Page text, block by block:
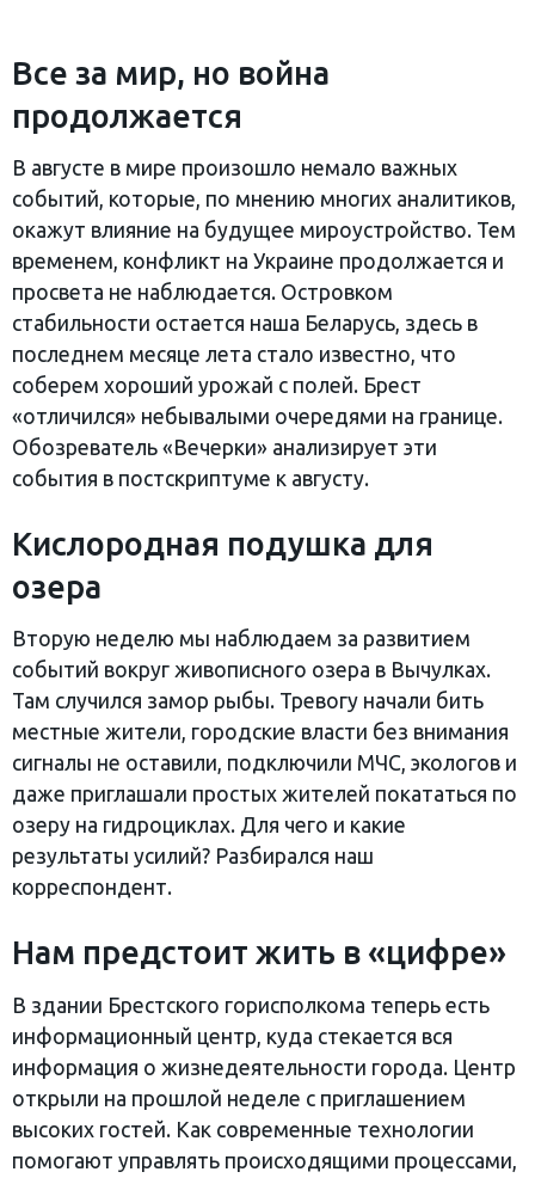
Все за мир, но война
продолжается
В августе в мире произошло немало важных
событий, которые, по мнению многих аналитиков,
окажут влияние на будущее мироустройство. Тем
временем, конфликт на Украине продолжается и
просвета не наблюдается. Островком
стабильности остается наша Беларусь, здесь в
последнем месяце лета стало известно, что
соберем хороший урожай с полей. Брест
«отличился» небывалыми очередями на границе.
Обозреватель «Вечерки» анализирует эти
события в постскриптуме к августу.
Кислородная подушка для
озера
Вторую неделю мы наблюдаем за развитием
событий вокруг живописного озера в Вычулках.
Там случился замор рыбы. Тревогу начали бить
местные жители, городские власти без внимания
сигналы не оставили, подключили МЧС, экологов и
даже приглашали простых жителей покататься по
озеру на гидроциклах. Для чего и какие
результаты усилий? Разбирался наш
корреспондент.
Нам предстоит жить в «цифре»
В здании Брестского горисполкома теперь есть
информационный центр, куда стекается вся
информация о жизнедеятельности города. Центр
открыли на прошлой неделе с приглашением
высоких гостей. Как современные технологии
помогают управлять происходящими процессами,